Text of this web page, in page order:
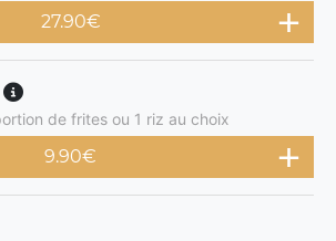
27.90€
de frites ou 1 riz au choix
9.90€